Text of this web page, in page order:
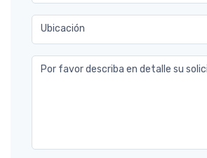
Ubicación
Por favor describa en detalle su